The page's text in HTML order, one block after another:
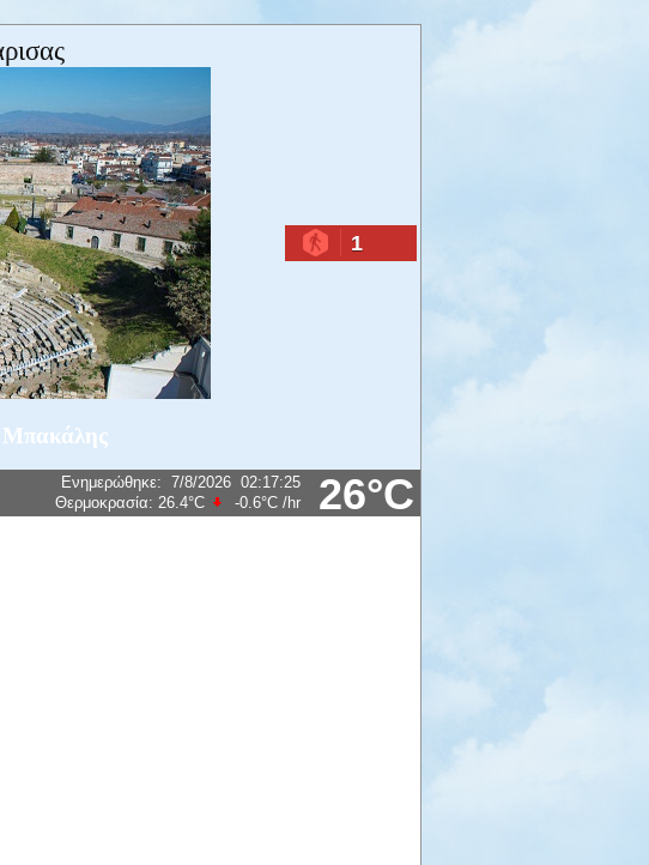
Μπακάλης
1
26°C
Ενημερώθηκε: 7/8/2026 02:17:25
Θερμοκρασία: 26.4°C -0.6°C /hr